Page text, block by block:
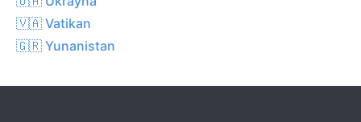
🇻🇦 Vatikan
🇬🇷 Yunanistan